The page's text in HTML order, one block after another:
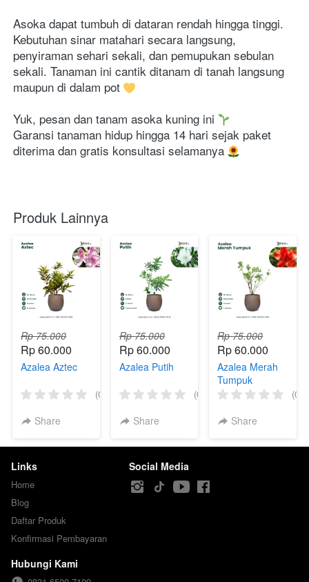
Asoka dapat tumbuh di dataran rendah hingga tinggi.
Kebutuhan sinar matahari secara langsung,
penyiraman sehari sekali, dan pemupukan sebulan
sekali. Tanaman ini cantik ditanam di tanah langsung
maupun di dalam pot
Yuk, pesan dan tanam asoka kuning ini
Garansi tanaman hidup hingga 14 hari sejak paket
diterima dan gratis konsultasi selamanya
Produk Lainnya
Rp 75.000
Rp 60.000
Azalea Aztec
(0)
Share
Rp 75.000
Rp 60.000
Azalea Putih
(0)
Share
Rp 75.000
Rp 60.000
Azalea Merah
Tumpuk
(0)
Share
Links
Home
Blog
Daftar Produk
Konfirmasi Pembayaran
Social Media
Hubungi Kami